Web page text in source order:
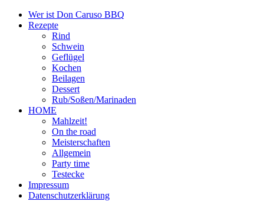
Wer ist Don Caruso BBQ
Rezepte
Rind
Schwein
Geflügel
Kochen
Beilagen
Dessert
Rub/Soßen/Marinaden
HOME
Mahlzeit!
On the road
Meisterschaften
Allgemein
Party time
Testecke
Impressum
Datenschutzerklärung